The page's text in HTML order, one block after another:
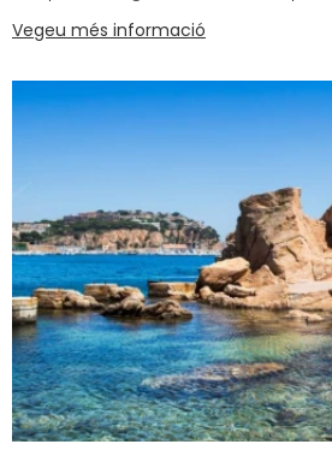
Vegeu més informació